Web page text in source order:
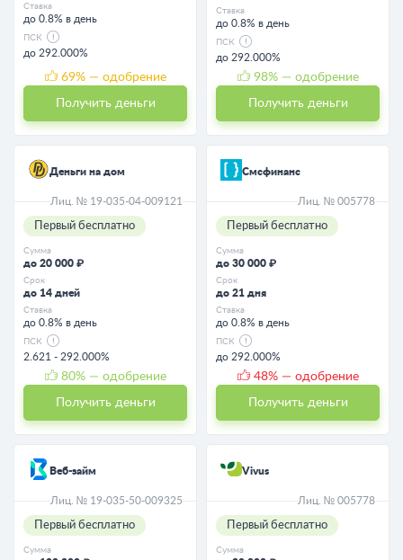
Ставка
до 0.8% в день
ПСК
до 292.000%
69% — одобрение
Получить деньги
Ставка
до 0.8% в день
ПСК
до 292.000%
98% — одобрение
Получить деньги
Деньги на дом
Лиц. № 19-035-04-009121
Первый бесплатно
Сумма
до 20 000 ₽
Срок
до 14 дней
Ставка
до 0.8% в день
ПСК
2.621 - 292.000%
80% — одобрение
Получить деньги
Смсфинанс
Лиц. № 005778
Первый бесплатно
Сумма
до 30 000 ₽
Срок
до 21 дня
Ставка
до 0.8% в день
ПСК
до 292.000%
48% — одобрение
Получить деньги
Веб-займ
Лиц. № 19-035-50-009325
Первый бесплатно
Сумма
Vivus
Лиц. № 005778
Первый бесплатно
Сумма